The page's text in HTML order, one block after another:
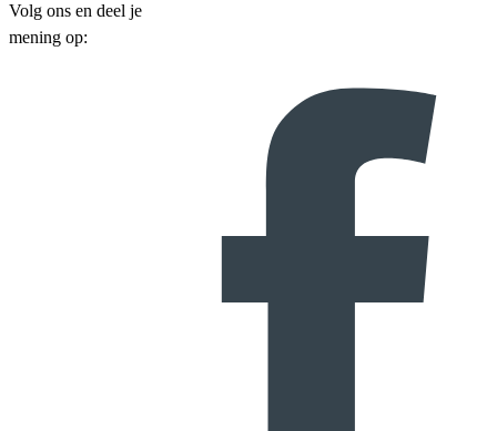
Volg ons en deel je
mening op: